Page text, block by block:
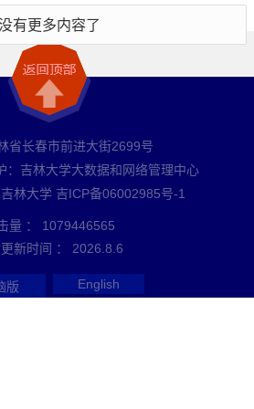
有更多内容了
省长春市前进大街2699号
：吉林大学大数据和网络管理中心
林大学 吉ICP备06002985号-1
量 ： 1079446565
新时间 ： 2026 8 6
版 English